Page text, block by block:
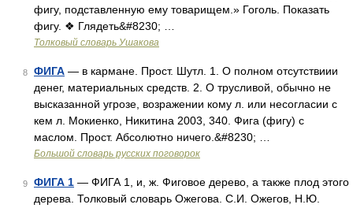
фигу, подставленную ему товарищем.» Гоголь. Показать
фигу. ❖ Глядеть&#8230; …
Толковый словарь Ушакова
8 ФИГА — в кармане. Прост. Шутл. 1. О полном отсутствиии
денег, материальных средств. 2. О трусливой, обычно не
высказанной угрозе, возражении кому л. или несогласии с
кем л. Мокиенко, Никитина 2003, 340. Фига (фигу) с
маслом. Прост. Абсолютно ничего.&#8230; …
Большой словарь русских поговорок
9 ФИГА 1 — ФИГА 1, и, ж. Фиговое дерево, а также плод этого
дерева. Толковый словарь Ожегова. С.И. Ожегов, Н.Ю.